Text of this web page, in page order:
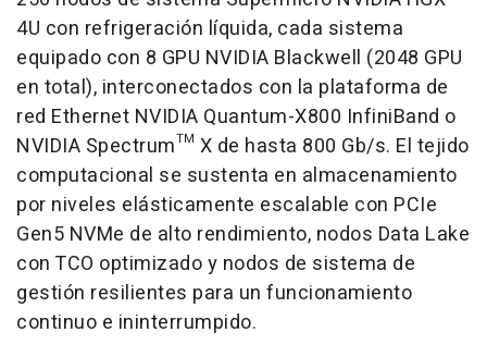
4U con refrigeración líquida, cada sistema
equipado con 8 GPU NVIDIA Blackwell (2048 GPU
en total), interconectados con la plataforma de
red Ethernet NVIDIA Quantum-X800 InfiniBand o
NVIDIA Spectrum™ X de hasta 800 Gb/s. El tejido
computacional se sustenta en almacenamiento
por niveles elásticamente escalable con PCIe
Gen5 NVMe de alto rendimiento, nodos Data Lake
con TCO optimizado y nodos de sistema de
gestión resilientes para un funcionamiento
continuo e ininterrumpido.